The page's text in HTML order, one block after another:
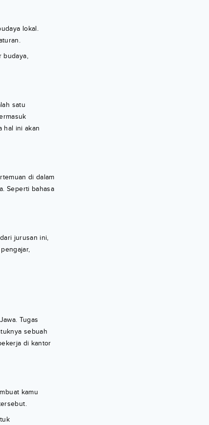
lokal.
budaya,
satu
hal ini akan
di dalam
Seperti bahasa
jurusan ini,
Tugas
sebuah
di kantor
kamu